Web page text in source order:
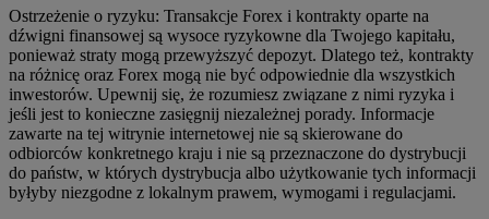
Ostrzeżenie o ryzyku: Transakcje Forex i kontrakty oparte na
dźwigni finansowej są wysoce ryzykowne dla Twojego kapitału,
ponieważ straty mogą przewyższyć depozyt. Dlatego też, kontrakty
na różnicę oraz Forex mogą nie być odpowiednie dla wszystkich
inwestorów. Upewnij się, że rozumiesz związane z nimi ryzyka i
jeśli jest to konieczne zasięgnij niezależnej porady. Informacje
zawarte na tej witrynie internetowej nie są skierowane do
odbiorców konkretnego kraju i nie są przeznaczone do dystrybucji
do państw, w których dystrybucja albo użytkowanie tych informacji
byłyby niezgodne z lokalnym prawem, wymogami i regulacjami.